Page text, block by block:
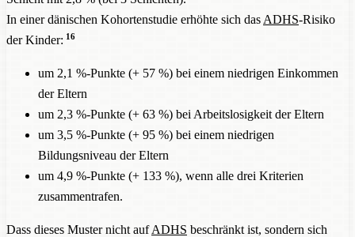
In einer dänischen Kohortenstudie erhöhte sich das ADHS-Risiko
der Kinder: 16
um 2,1 %-Punkte (+ 57 %) bei einem niedrigen Einkommen
der Eltern
um 2,3 %-Punkte (+ 63 %) bei Arbeitslosigkeit der Eltern
um 3,5 %-Punkte (+ 95 %) bei einem niedrigen
Bildungsniveau der Eltern
um 4,9 %-Punkte (+ 133 %), wenn alle drei Kriterien
zusammentrafen.
Dass dieses Muster nicht aufADHS beschränkt ist, sondern sich